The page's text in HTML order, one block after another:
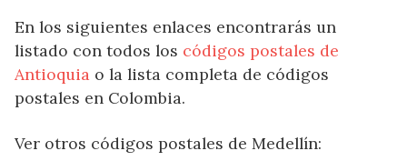
En los siguientes enlaces encontrarás un
listado con todos los códigos postales de
Antioquia o la lista completa de códigos
postales en Colombia.
Ver otros códigos postales de Medellín: